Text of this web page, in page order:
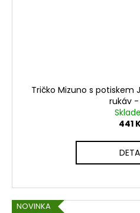
Tričko Mizuno s potiskem
rukáv
441
NOVINKA